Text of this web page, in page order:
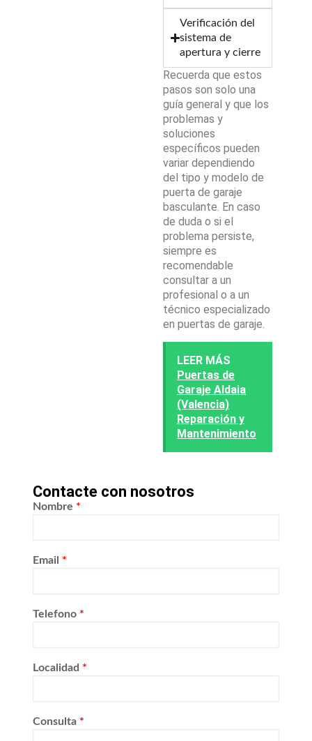
Verificación del
sistema de
apertura y cierre
Recuerda que estos
pasos son solo una
guía general y que los
problemas y
soluciones
específicos pueden
variar dependiendo
del tipo y modelo de
puerta de garaje
basculante. En caso
de duda o si el
problema persiste,
siempre es
recomendable
consultar a un
profesional o a un
técnico especializado
en puertas de garaje.
LEER MÁS
Puertas de
Garaje Aldaia
(Valencia)
Reparación y
Mantenimiento
Contacte con nosotros
Nombre *
Email *
Telefono *
Localidad *
Consulta *